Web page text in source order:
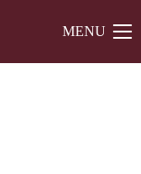
nicht.
nicht.
MENU